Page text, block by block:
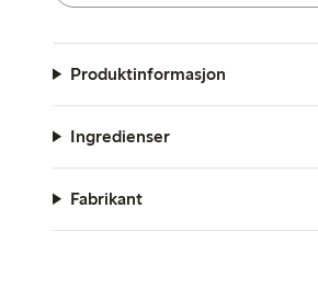
Produktinformasjon
Ingredienser
Fabrikant